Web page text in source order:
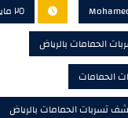
٢٥ مايو، ٢٠١٩
الحمامات بالرياض
الحمامات
تسربات الحمامات بالرياض